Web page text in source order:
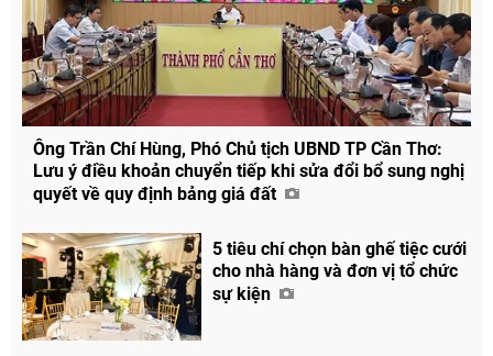
Ông Trần Chí Hùng, Phó Chủ tịch UBND TP Cần Thơ:
Lưu ý điều khoản chuyển tiếp khi sửa đổi bổ sung nghị
quyết về quy định bảng giá đất
5 tiêu chí chọn bàn ghế tiệc cưới
cho nhà hàng và đơn vị tổ chức
sự kiện